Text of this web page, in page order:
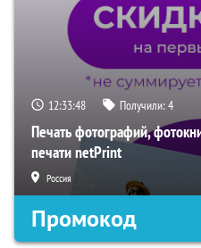
12:33:47 Получили:4
Печать фотографий,
печати netPrint
Россия
Промокод